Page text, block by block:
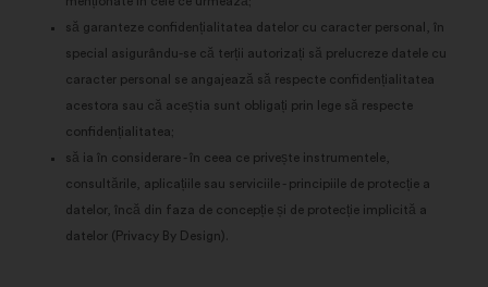
să garanteze confidențialitatea datelor cu caracter personal, în
special asigurându-se că terții autorizați să prelucreze datele cu
caracter personal se angajează să respecte confidențialitatea
acestora sau că aceștia sunt obligați prin lege să respecte
confidențialitatea;
să ia în considerare - în ceea ce privește instrumentele,
consultările, aplicațiile sau serviciile - principiile de protecție a
datelor, încă din faza de concepție și de protecție implicită a
datelor (Privacy By Design).
consultărilor noastre cetățenești în
mod agregat
Privind rețelele sociale:module
cookie care ne ajută să ne
optimizăm impactul prin
intermediul rețelelor sociale